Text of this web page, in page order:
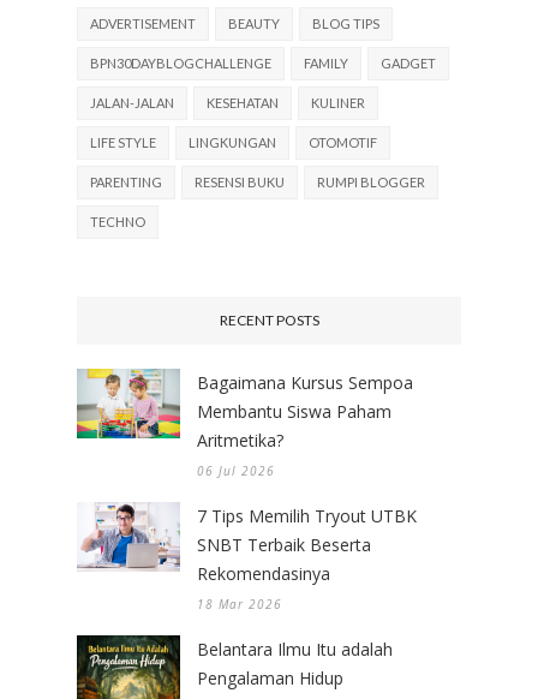
ADVERTISEMENT BEAUTY BLOG TIPS
BPN30DAYBLOGCHALLENGE FAMILY GADGET
JALAN-JALAN KESEHATAN KULINER
LIFE STYLE LINGKUNGAN OTOMOTIF
PARENTING RESENSI BUKU RUMPI BLOGGER
TECHNO
RECENT POSTS
Bagaimana Kursus Sempoa
Membantu Siswa Paham
Aritmetika?
06 Jul 2026
7 Tips Memilih Tryout UTBK
SNBT Terbaik Beserta
Rekomendasinya
18 Mar 2026
Belantara Ilmu Itu adalah
Pengalaman Hidup